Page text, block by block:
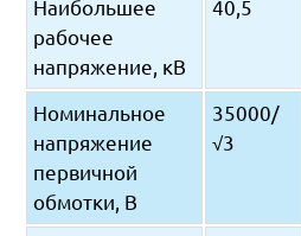
Наибольшее
рабочее
напряжение, кВ
40,5
Номинальное
напряжение
первичной
обмотки, В
35000/
√3